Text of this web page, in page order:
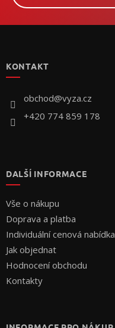
KONTAKT
obchod@vyza.cz
+420 774 859 178
DALŠÍ INFORMACE
Vše o nákupu
Doprava a platba
Individuální cenová nabídka
Jak objednat
Hodnocení obchodu
Kontakty